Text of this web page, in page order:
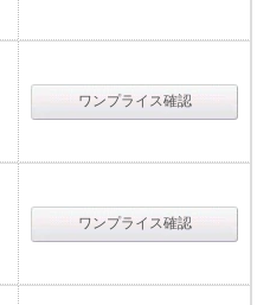
ワンプライス確認
ワンプライス確認